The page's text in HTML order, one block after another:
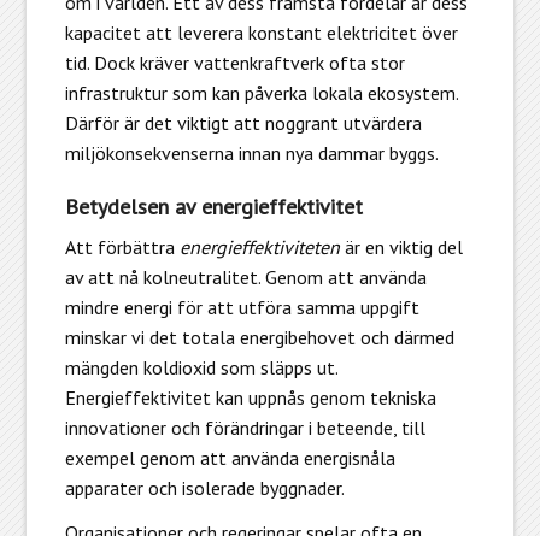
kapacitet att leverera konstant elektricitet över
tid. Dock kräver vattenkraftverk ofta stor
infrastruktur som kan påverka lokala ekosystem.
Därför är det viktigt att noggrant utvärdera
miljökonsekvenserna innan nya dammar byggs.
Betydelsen av energieffektivitet
Att förbättra energieffektivitetenär en viktig del
av att nå kolneutralitet. Genom att använda
mindre energi för att utföra samma uppgift
minskar vi det totala energibehovet och därmed
mängden koldioxid som släpps ut.
Energieffektivitet kan uppnås genom tekniska
innovationer och förändringar i beteende, till
exempel genom att använda energisnåla
apparater och isolerade byggnader.